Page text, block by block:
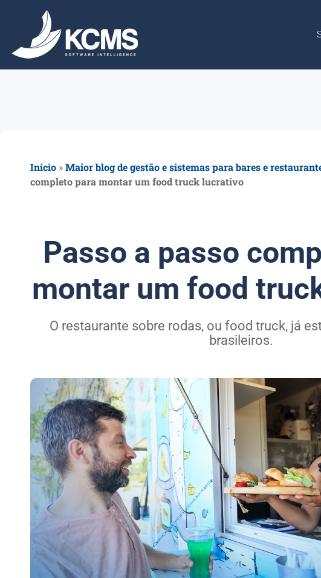
Início »Maior blog de gestão e sistemas para bares e
completo para montar um food truck lucrativo
Passo a passo
montar um food
O restaurante sobre rodas, ou food truck, já
brasileiros.